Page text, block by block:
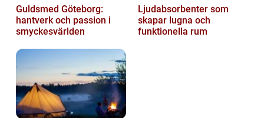
Guldsmed Göteborg:
hantverk och passion i
smyckesvärlden
Ljudabsorbenter som
skapar lugna och
funktionella rum